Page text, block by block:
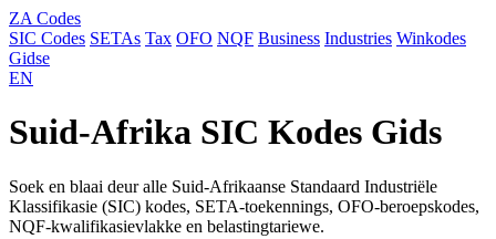
ZA Codes
SIC Codes SETAs Tax OFO NQF Business Industries Winkodes
Gidse
EN
Suid-Afrika SIC Kodes Gids
Soek en blaai deur alle Suid-Afrikaanse Standaard Industriële
Klassifikasie (SIC) kodes, SETA-toekennings, OFO-beroepskodes,
NQF-kwalifikasievlakke en belastingtariewe.